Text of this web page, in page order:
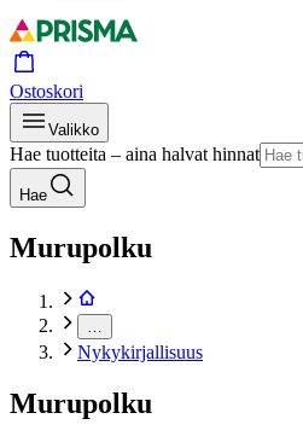
Ostoskori
Valikko
Hae tuotteita – aina halvat hinnat
Hae
Murupolku
Nykykirjallisuus
Murupolku